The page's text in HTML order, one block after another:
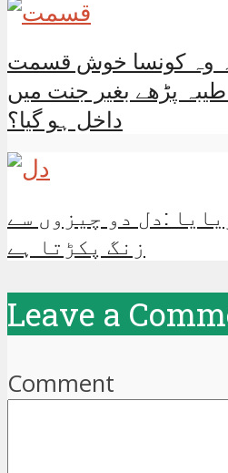
وہ کونسا خوش قسمت
پڑھے بغیر جنت میں
داخل ہو گیا؟
:دل دو چیزوں سے
زنگ پکڑتا ہے
Leave a
Comment